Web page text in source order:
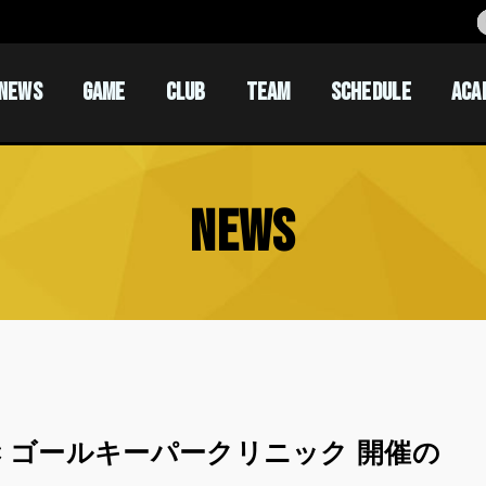
GAME CLUB TEAM SCHEDULE
NEWS
ールキーパークリニック 開催の